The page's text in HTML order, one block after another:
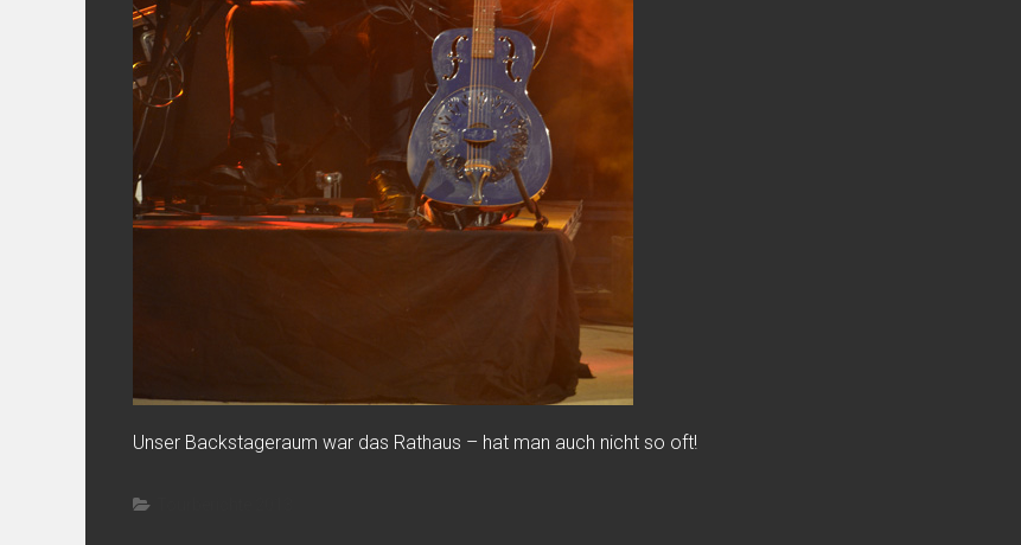
Unser Backstageraum war das Rathaus – hat man auch nicht so oft!